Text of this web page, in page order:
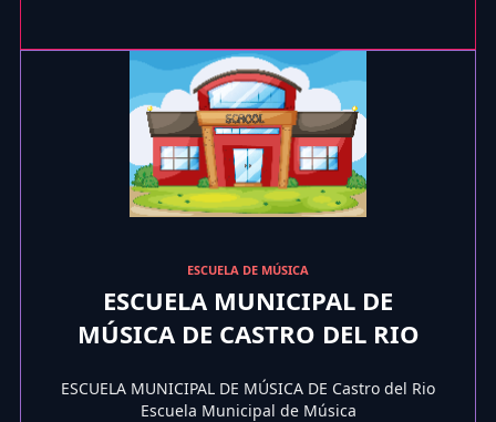
ESCUELA DE MÚSICA
ESCUELA MUNICIPAL DE
MÚSICA DE CASTRO DEL RIO
ESCUELA MUNICIPAL DE MÚSICA DE Castro del Rio
Escuela Municipal de Música